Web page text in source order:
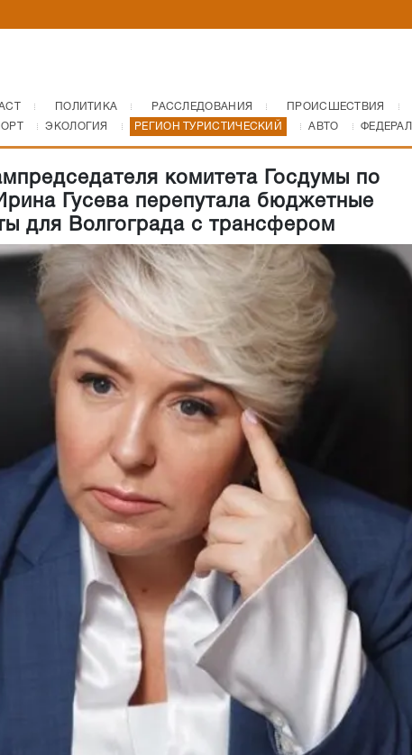
ПОЛИТИКА РАССЛЕДОВАНИЯ ПРОИСШЕСТВИЯ
ЭКОЛОГИЯ РЕГИОН ТУРИСТИЧЕСКИЙ АВТО
комитета Госдумы по
Гусева перепутала бюджетные
для Волгограда с трансфером